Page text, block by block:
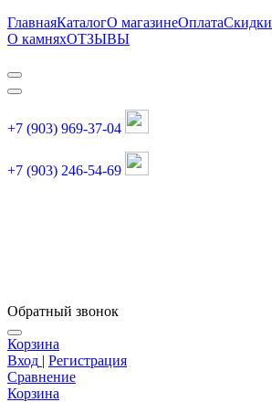
ГлавнаяКаталогО магазинеОплатаСкидки
О камняхОТЗЫВЫ
+7 (903) 969-37-04
+7 (903) 246-54-69
Обратный звонок
Корзина
Вход | Регистрация
Сравнение
Корзина